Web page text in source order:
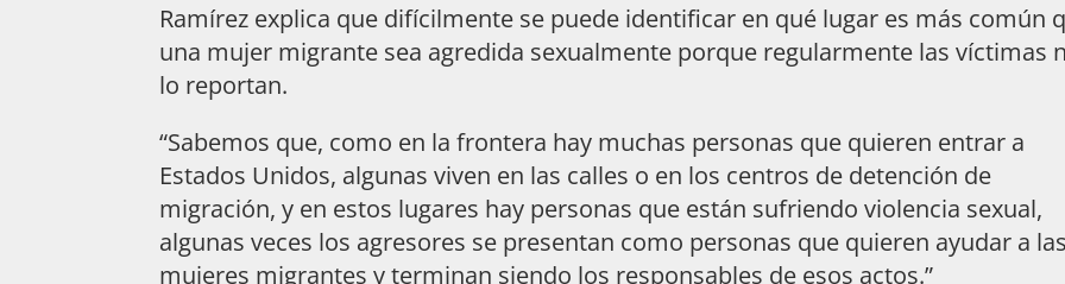
Ramírez explica que difícilmente se puede identificar en qué lugar es más común
una mujer migrante sea agredida sexualmente porque regularmente las víctimas
lo reportan.
“Sabemos que, como en la frontera hay muchas personas que quieren entrar a
Estados Unidos, algunas viven en las calles o en los centros de detención de
migración, y en estos lugares hay personas que están sufriendo violencia sexual,
algunas veces los agresores se presentan como personas que quieren ayudar a las
mujeres migrantes y terminan siendo los responsables de esos actos.”